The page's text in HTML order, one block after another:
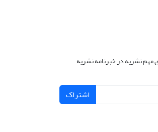
مهم نشریه در خبرنامه نشریه
اشتراک